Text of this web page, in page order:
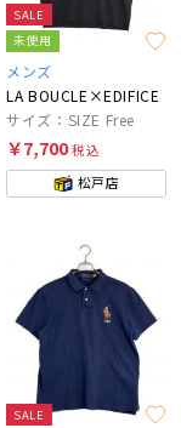
SALE
未使用
メンズ
LA BOUCLE×EDIFICE
サイズ：SIZE Free
￥7,700税込
松戸店
SALE